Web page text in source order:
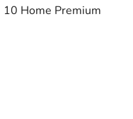
10 Home Premium